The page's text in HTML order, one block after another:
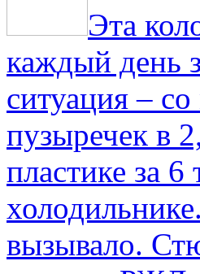
Эта
каждый день
ситуация –
пузыречек в
пластике за
вызывало.